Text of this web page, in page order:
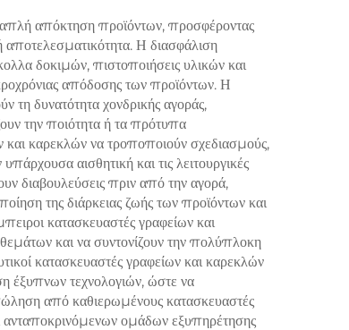
απλή απόκτηση προϊόντων, προσφέροντας
αποτελεσματικότητα. Η διασφάλιση
δοκιμών, πιστοποιήσεις υλικών και
απόδοσης των προϊόντων. Η
τη δυνατότητα χονδρικής αγοράς,
την ποιότητα ή τα πρότυπα
καρεκλών να τροποποιούν σχεδιασμούς,
αισθητική και τις λειτουργικές
διαβουλεύσεις πριν από την αγορά,
της διάρκειας ζωής των προϊόντων και
κατασκευαστές γραφείων και
και να συντονίζουν την πολύπλοκη
κατασκευαστές γραφείων και καρεκλών
έξυπνων τεχνολογιών, ώστε να
από καθιερωμένους κατασκευαστές
ανταποκρινόμενων ομάδων εξυπηρέτησης